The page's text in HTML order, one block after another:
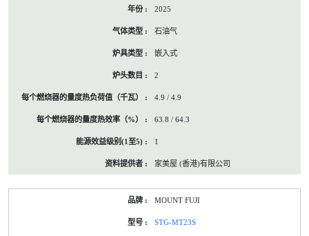
2025
石油气
嵌入式
2
4.9 / 4.9
63.8 / 64.3
1
家美屋 (香港)有限公司
MOUNT FUJI
STG-MT23S